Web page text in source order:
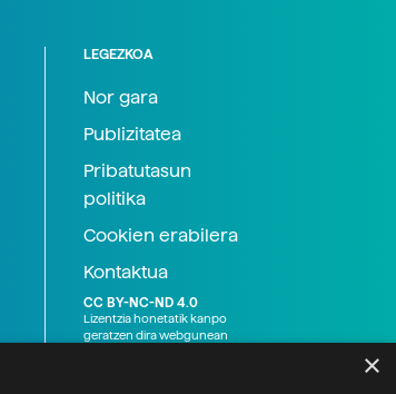
LEGEZKOA
Nor gara
Publizitatea
Pribatutasun
politika
Cookien erabilera
Kontaktua
CC BY-NC-ND 4.0
Lizentzia honetatik kanpo
geratzen dira webgunean
×